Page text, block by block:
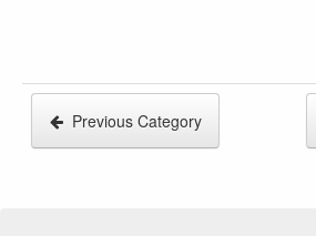
Previous Category